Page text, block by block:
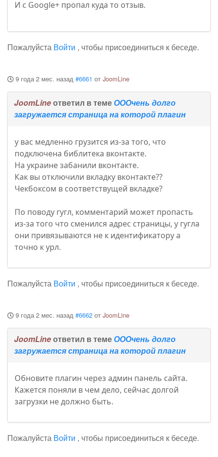
И с Google+ пропал куда то отзыв.
Пожалуйста Войти , чтобы присоединиться к беседе.
9 года 2 мес. назад #6661 от JoomLine
JoomLineответил в темеОООчень долго
загружается страница на которой плагин
у вас медленно грузится из-за того, что
подключена библитека вконтакте.
На украине забанили вконтакте.
Как вы отключили вкладку вконтакте??
Чекбоксом в соответствущей вкладке?
По поводу гугл, комментарий может пропасть
из-за того что сменился адрес страницы, у гугла
они привязываются не к идентификатору а
точно к урл.
Пожалуйста Войти , чтобы присоединиться к беседе.
9 года 2 мес. назад #6662 от JoomLine
JoomLineответил в темеОООчень долго
загружается страница на которой плагин
Обновите плагин через админ панель сайта.
Кажется поняли в чем дело, сейчас долгой
загрузки не должно быть.
Пожалуйста Войти , чтобы присоединиться к беседе.